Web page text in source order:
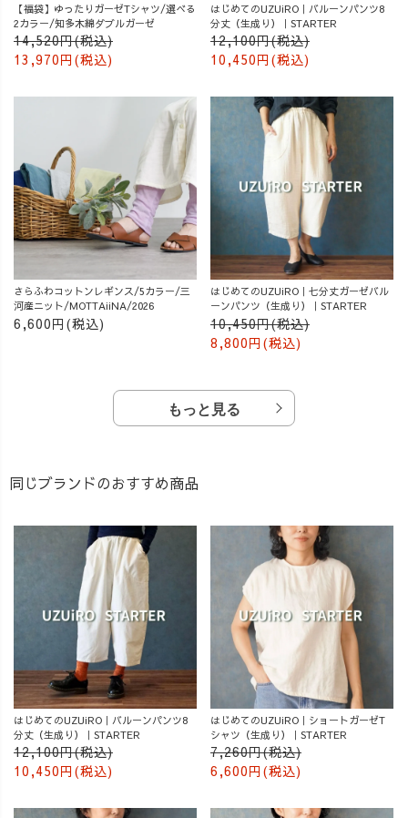
【福袋】ゆったりガーゼTシャツ/選べる
2カラー/知多木綿ダブルガーゼ
14,520円(税込)
13,970円(税込)
はじめてのUZUiRO｜バルーンパンツ8
分丈（生成り）｜STARTER
12,100円(税込)
10,450円(税込)
さらふわコットンレギンス/5カラー/三
河産ニット/MOTTAiiNA/2026
6,600円(税込)
はじめてのUZUiRO｜七分丈ガーゼバル
ーンパンツ（生成り）｜STARTER
10,450円(税込)
8,800円(税込)
もっと見る
同じブランドのおすすめ商品
はじめてのUZUiRO｜バルーンパンツ8
分丈（生成り）｜STARTER
12,100円(税込)
10,450円(税込)
はじめてのUZUiRO｜ショートガーゼT
シャツ（生成り）｜STARTER
7,260円(税込)
6,600円(税込)